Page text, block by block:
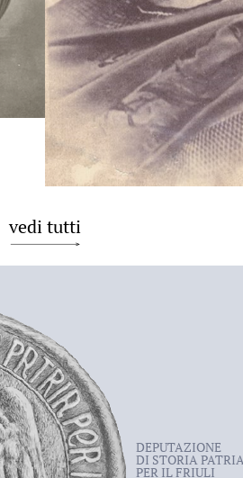
vedi tutti
DEPUTAZIONE
DI STORIA
PER IL FRIULI